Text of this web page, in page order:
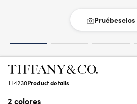
Pruébeselos
TF4230Product details
2 colores